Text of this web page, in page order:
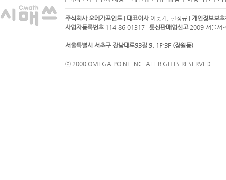
주식회사 오메가포인트| 대표이사이충기, 한정규 | 개인정보보
사업자등록번호114-86-01317 | 통신판매업신고2009-서울서
서울특별시 서초구 강남대로93길 9, 1F-3F (잠원동)
ⓒ 2000 OMEGA POINT INC. ALL RIGHTS RESERVED.